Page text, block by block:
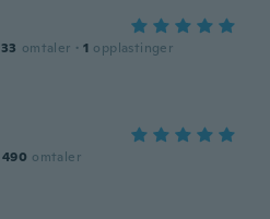
33 omtaler · 1 opplastinger
490 omtaler